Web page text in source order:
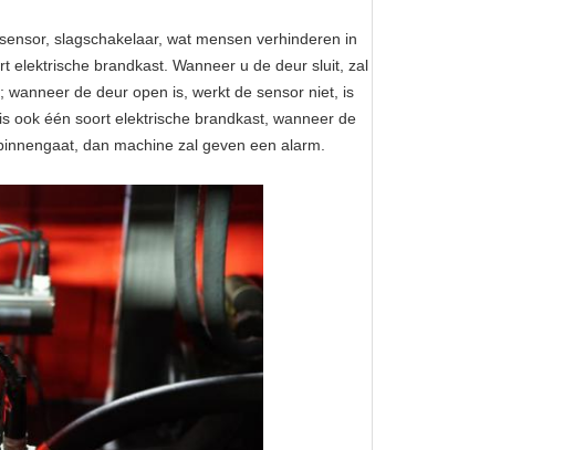
slagschakelaar, wat mensen verhinderen in
elektrische brandkast. Wanneer u de deur sluit, zal
de deur open is, werkt de sensor niet, is
ook één soort elektrische brandkast, wanneer de
dan machine zal geven een alarm.